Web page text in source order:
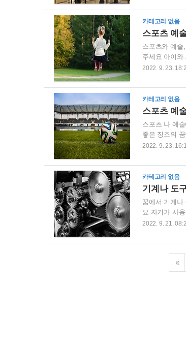
하게 된다. 주
을 벗은 꿈 좋
사적 비밀을
카테고리 없음
스포츠 예
스포츠와 예술
주세요 아이와
불길한 징조의
조의 꿈이다.
다. 인형을 본
꿈을 꾸면 결
2022. 9. 23.
카테고리 없음
스포츠 예
스포츠 나 예
좋은 징조의
징조다. 군인
하여 자식을
낳게 된다. 피
연주하는 것을
2022. 9. 23.
카테고리 없음
기계나 도
꿈에서 기계나
요 자기가 사
업자는 전에
인 꿈 좋은 징
꿈이다. 난관
사업에 많은
2022. 9. 21.
«